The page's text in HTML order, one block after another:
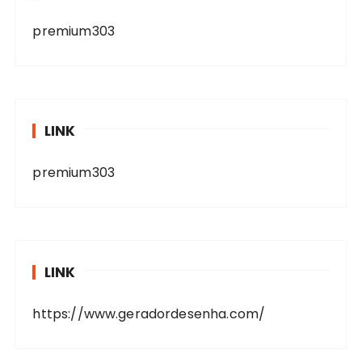
premium303
LINK
premium303
LINK
https://www.geradordesenha.com/